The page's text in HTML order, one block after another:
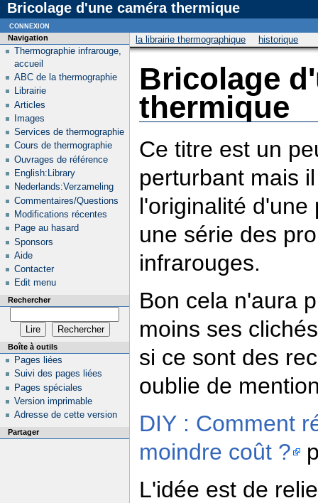
Bricolage d'une caméra thermique
la librairie thermographique historique
Bricolage
thermique
Ce titre est un
perturbant mais
l'originalité
une série des
infrarouges.
Bon cela n'aura
moins ses
si ce sont des
oublie de
DIY : Comment
moindre coût ?
L'idée est de
Navigation
Thermographie infrarouge,
accueil
ABC de la thermographie
Librairie
Articles
Images
Services de thermographie
Cours de thermographie
Ouvrages de référence
English:Library
Nederlands:Verzameling
Commentaires/Questions
Modifications récentes
Page au hasard
Sponsors
Aide
Contacter
Edit menu
Rechercher
Boîte à outils
Pages liées
Suivi des pages liées
Pages spéciales
Version imprimable
Adresse de cette version
Partager
connexion